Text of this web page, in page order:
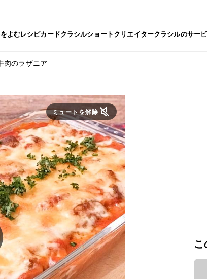
よむレシピカードクラシルショートクリエイタークラシルのサー
肉のラザニア
ミュートを解除